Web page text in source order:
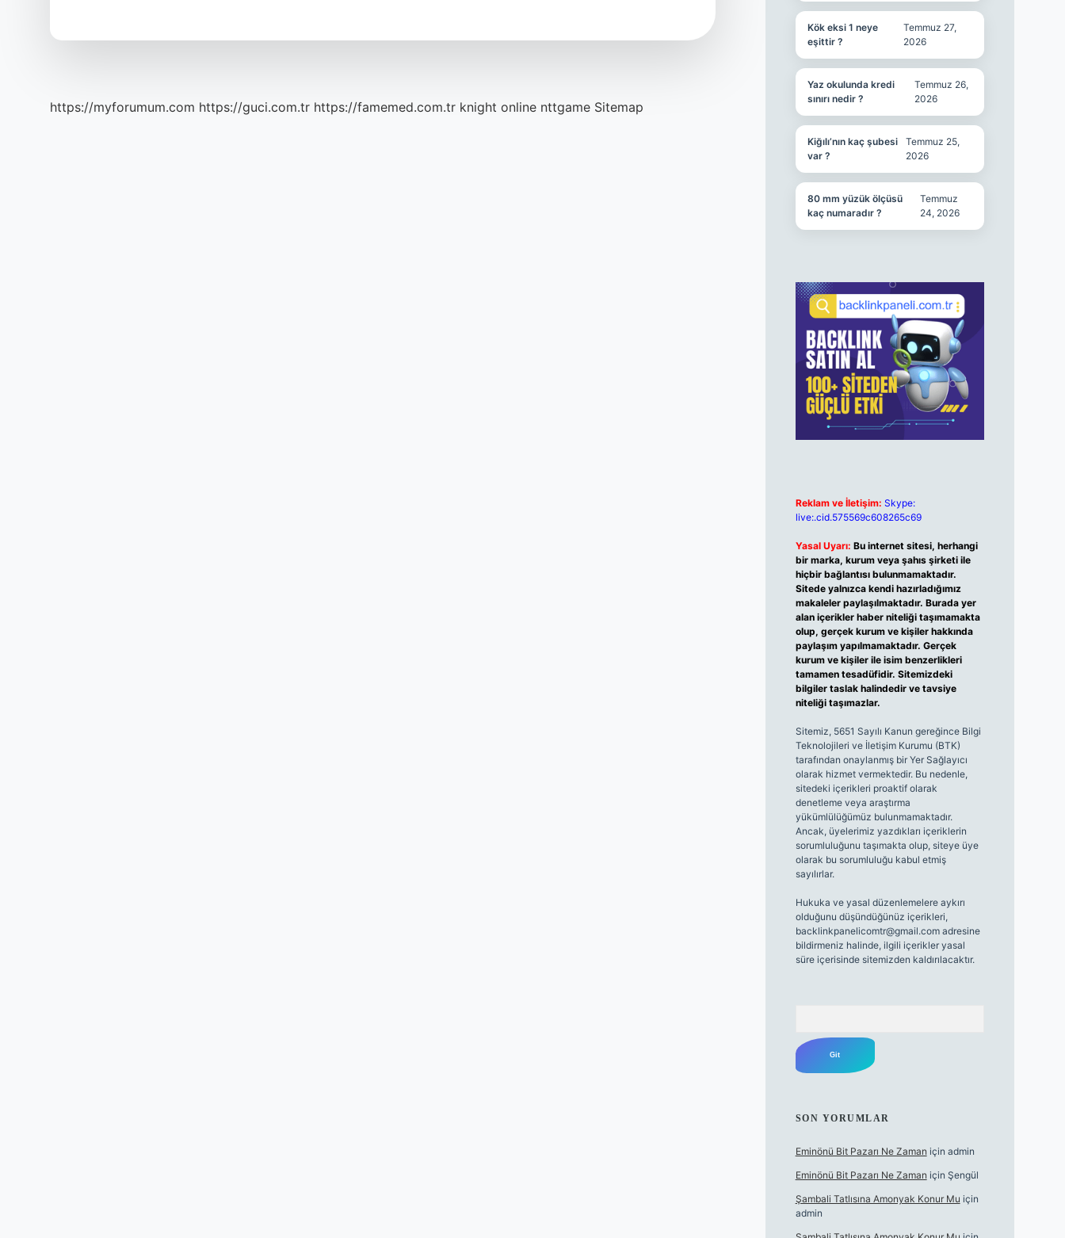
https://myforumum.com https://guci.com.tr https://famemed.com.tr knight online nttgame Sitemap
Kök eksi 1 neye
eşittir ?
Temmuz 27,
2026
Yaz okulunda kredi
sınırı nedir ?
Temmuz 26,
2026
Kiğılı’nın kaç şubesi
var ?
Temmuz 25,
2026
80 mm yüzük ölçüsü
kaç numaradır ?
Temmuz
24, 2026
Reklam ve İletişim: Skype:
live:.cid.575569c608265c69
Yasal Uyarı: Bu internet sitesi, herhangi
bir marka, kurum veya şahıs şirketi ile
hiçbir bağlantısı bulunmamaktadır.
Sitede yalnızca kendi hazırladığımız
makaleler paylaşılmaktadır. Burada yer
alan içerikler haber niteliği taşımamakta
olup, gerçek kurum ve kişiler hakkında
paylaşım yapılmamaktadır. Gerçek
kurum ve kişiler ile isim benzerlikleri
tamamen tesadüfidir. Sitemizdeki
bilgiler taslak halindedir ve tavsiye
niteliği taşımazlar.
Sitemiz, 5651 Sayılı Kanun gereğince Bilgi
Teknolojileri ve İletişim Kurumu (BTK)
tarafından onaylanmış bir Yer Sağlayıcı
olarak hizmet vermektedir. Bu nedenle,
sitedeki içerikleri proaktif olarak
denetleme veya araştırma
yükümlülüğümüz bulunmamaktadır.
Ancak, üyelerimiz yazdıkları içeriklerin
sorumluluğunu taşımakta olup, siteye üye
olarak bu sorumluluğu kabul etmiş
sayılırlar.
Hukuka ve yasal düzenlemelere aykırı
olduğunu düşündüğünüz içerikleri,
backlinkpanelicomtr@gmail.comadresine
bildirmeniz halinde, ilgili içerikler yasal
süre içerisinde sitemizden kaldırılacaktır.
SON YORUMLAR
Eminönü Bit Pazarı Ne Zaman için admin
Eminönü Bit Pazarı Ne Zaman için Şengül
Şambali Tatlısına Amonyak Konur Mu için
admin